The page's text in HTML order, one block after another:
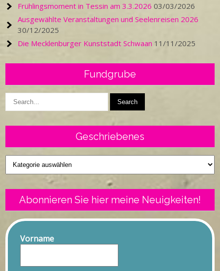
Frühlingsmoment in Tessin am 3.3.2026 03/03/2026
Ausgewählte Veranstaltungen und Seelenreisen 2026
30/12/2025
Die Mecklenburger Kunststadt Schwaan 11/11/2025
Fundgrube
Geschriebenes
Geschriebenes
Abonnieren Sie hier meine Neuigkeiten!
Vorname